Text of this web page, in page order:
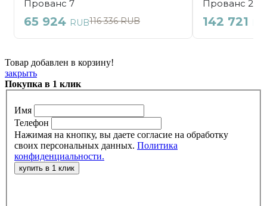
Товар добавлен в корзину!
закрыть
Покупка в 1 клик
Имя
Телефон
Нажимая на кнопку, вы даете согласие на обработку
своих персональных данных. Политика
конфиденциальности.